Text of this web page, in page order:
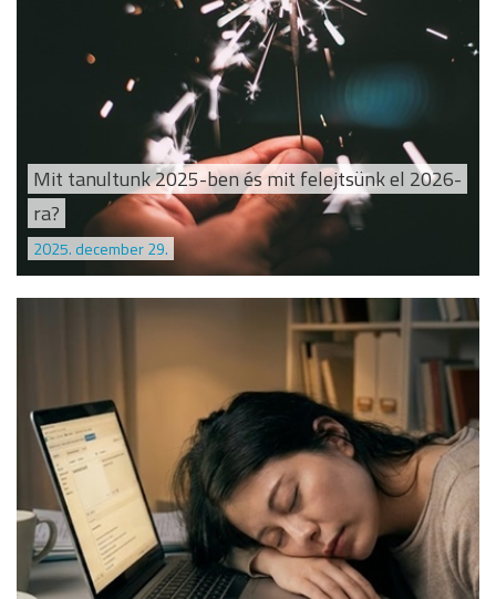
Mit tanultunk 2025-ben és mit felejtsünk el 2026-
ra?
2025. december 29.